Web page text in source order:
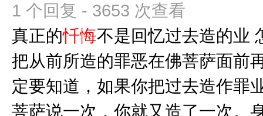
1 个回复 - 3653 次查看
真正的忏悔不是回忆过去造的业
把从前所造的罪恶在佛菩萨面前
定要知道，如果你把过去造作罪
菩萨说一次，你就又造了一次。